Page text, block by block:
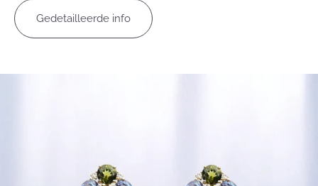
Gedetailleerde info